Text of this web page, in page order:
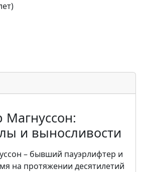
Магнуссон:
и выносливости
– бывший пауэрлифтер и
на протяжении десятилетий